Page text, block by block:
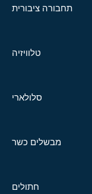
תחבורה ציבורית
טלוויזיה
סלולארי
מבשלים כשר
חתולים